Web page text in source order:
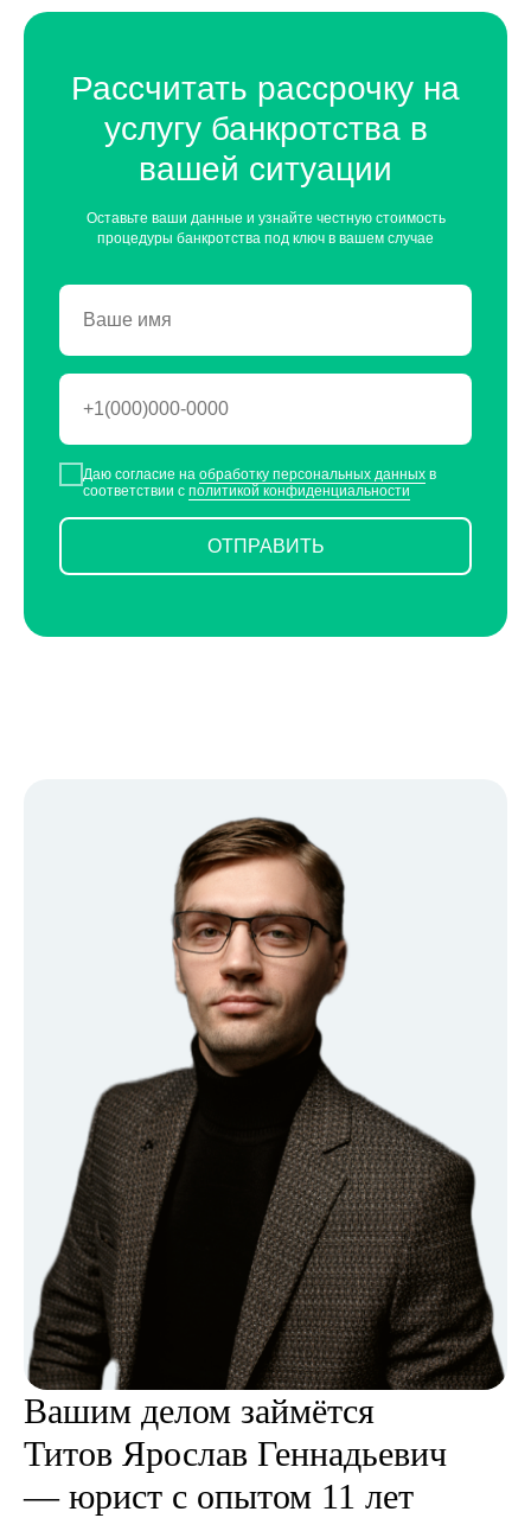
Рассчитать рассрочку на
услугу банкротства в
вашей ситуации
Оставьте ваши данные и узнайте честную стоимость
процедуры банкротства под ключ в вашем случае
Даю согласие на обработку персональных данных в
соответствии с политикой конфиденциальности
ОТПРАВИТЬ
Вашим делом займётся
Титов Ярослав Геннадьевич
— юрист с опытом 11 лет